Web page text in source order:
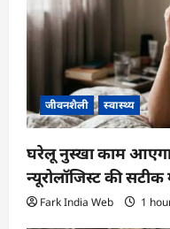
जीवनशैली स्वास्थ्य
घरेलू नुस्खा काम आएगा
न्यूरोलॉजिस्ट की सटीक
Fark India Web 1